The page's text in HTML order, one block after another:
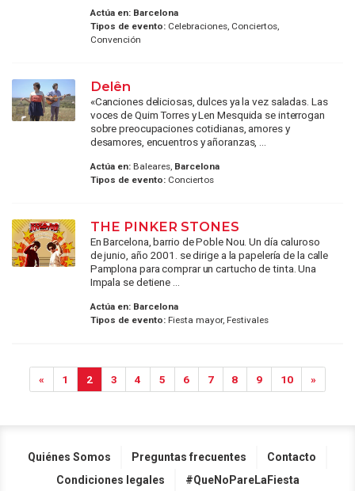
Actúa en: Barcelona
Tipos de evento:Celebraciones, Conciertos,
Convención
Delên
«Canciones deliciosas, dulces ya la vez saladas. Las
voces de Quim Torres y Len Mesquida se interrogan
sobre preocupaciones cotidianas, amores y
desamores, encuentros y añoranzas, ...
Actúa en:Baleares, Barcelona
Tipos de evento:Conciertos
THE PINKER STONES
En Barcelona, barrio de Poble Nou. Un día caluroso
de junio, año 2001. se dirige a la papelería de la calle
Pamplona para comprar un cartucho de tinta. Una
Impala se detiene ...
Actúa en: Barcelona
Tipos de evento:Fiesta mayor, Festivales
« 1 2 3 4 5 6 7 8 9 10 »
Quiénes Somos Preguntas frecuentes
Contacto
Condiciones legales
#QueNoPareLaFiesta